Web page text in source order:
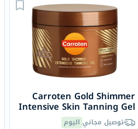
Carroten Gold Shimmer
Intensive Skin Tanning Gel
150mlتوصيل مجاني اليوم